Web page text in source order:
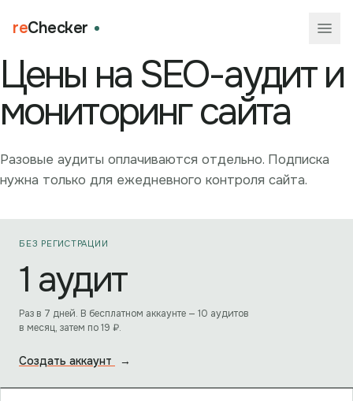
reChecker
Цены на SEO-аудит и
мониторинг сайта
Разовые аудиты оплачиваются отдельно. Подписка
нужна только для ежедневного контроля сайта.
БЕЗ РЕГИСТРАЦИИ
1 аудит
Раз в 7 дней. В бесплатном аккаунте — 10 аудитов
в месяц, затем по19 ₽.
Создать аккаунт →